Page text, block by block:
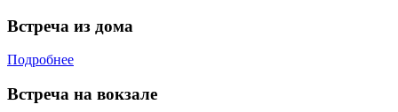
Встреча из дома
Подробнее
Встреча на вокзале